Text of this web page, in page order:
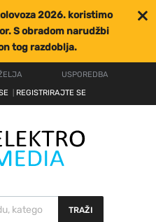
2026. koristimo
S obradom narudžbi
tog razdoblja.
USPOREDBA
REGISTRIRAJTE SE
TRAŽI